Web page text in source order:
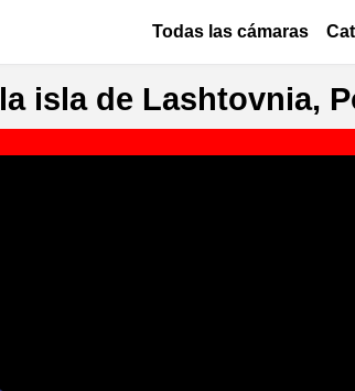
Основная
Todas las cámaras
isla de Lashtovnia,